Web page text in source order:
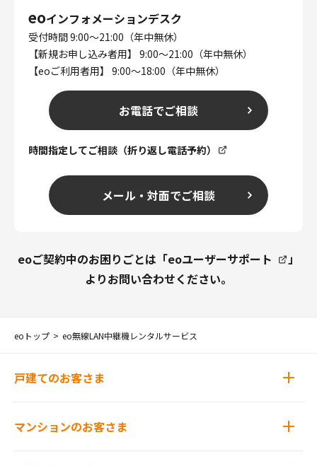
eoインフォメーションデスク
受付時間 9:00～21:00（年中無休）
【新規お申し込み者用】 9:00～21:00（年中無休）
【eoご利用者用】 9:00～18:00（年中無休）
お電話でご相談
時間指定してご相談（折り返し電話予約）
メール・対面でご相談
eoご契約中のお困りごとは「eoユーザーサポート
」
よりお問い合わせください。
eoトップ eo無線LAN中継機レンタルサービス
戸建てのお客さま
マンションのお客さま